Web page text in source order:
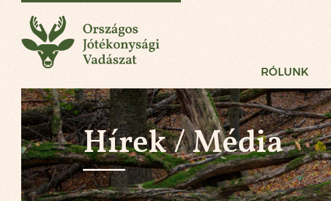
RÓLUNK
Hírek / Média